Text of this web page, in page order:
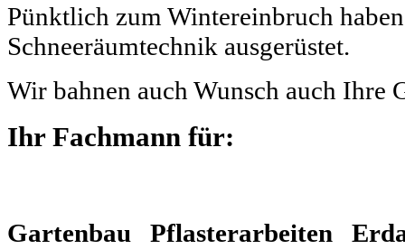
Pünktlich zum Wintereinbruch
Schneeräumtechnik ausgerüstet.
Wir bahnen auch Wunsch auch Ihre
Ihr Fachmann für:
Gartenbau Pflasterarbeiten